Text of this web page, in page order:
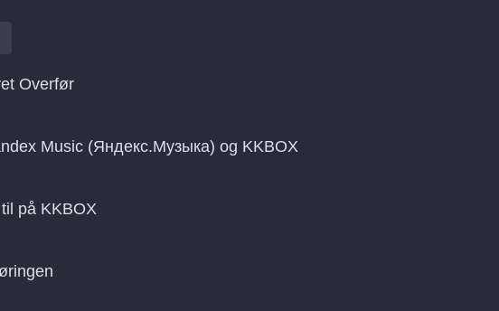
Overfør
Music (Яндекс.Музыка) og KKBOX
på KKBOX